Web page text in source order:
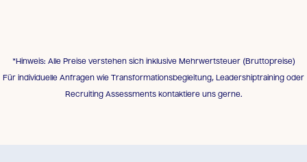
*Hinweis: Alle Preise verstehen sich inklusive Mehrwertsteuer (Bruttopreise)
Für individuelle Anfragen wie Transformationsbegleitung, Leadershiptraining oder
Recruiting Assessments kontaktiere uns gerne.